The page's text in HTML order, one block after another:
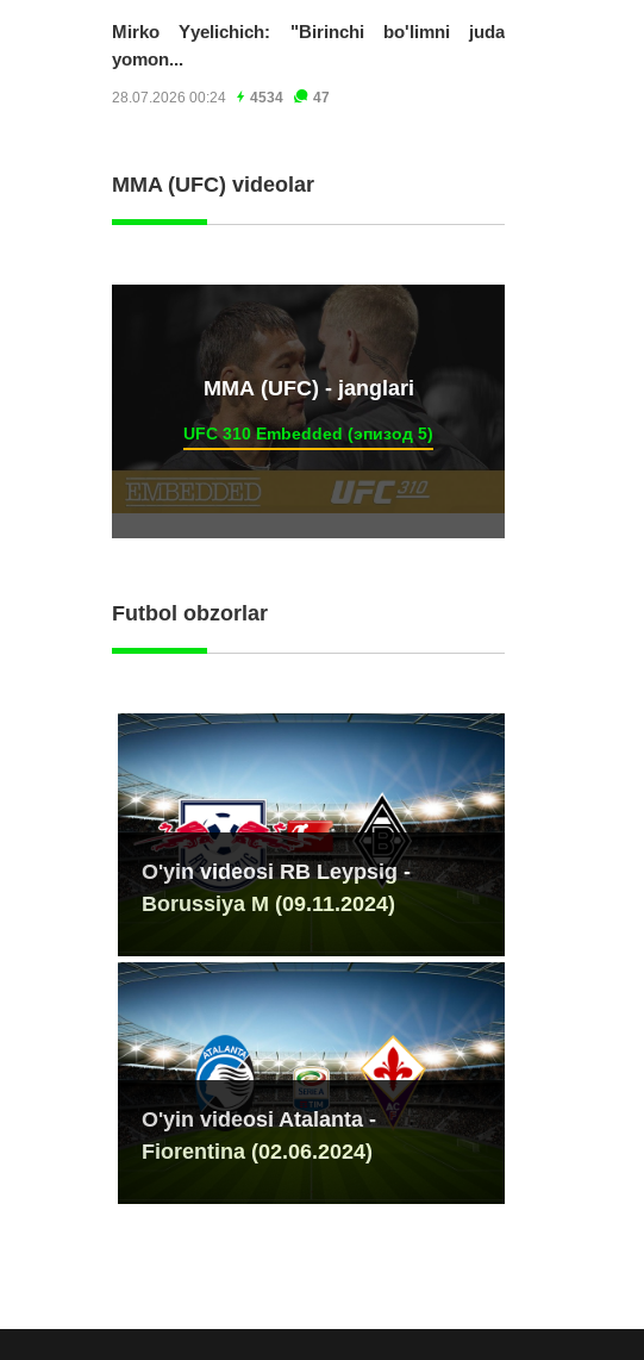
Mirko Yyelichich: "Birinchi bo'limni juda
yomon...
28.07.2026 00:24 4534 47
MMA (UFC) videolar
ММА (UFC) - janglari
UFC 310 Embedded (эпизод 5)
Futbol obzorlar
O'yin videosi RB Leypsig -
Borussiya M (09.11.2024)
O'yin videosi Atalanta -
Fiorentina (02.06.2024)